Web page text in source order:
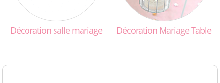
Décoration salle mariage Décoration MariageTable